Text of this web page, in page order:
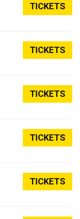
TICKETS
TICKETS
TICKETS
TICKETS
TICKETS